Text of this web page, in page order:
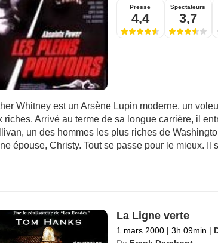
Presse
4,4
Spectateurs
3,7
Whitney est un Arsène Lupin moderne, un
riches. Arrivé au terme de sa longue carrière, il
un des hommes les plus riches de
épouse, Christy. Tout se passe pour le mieux. Il
La Ligne verte
1 mars 2000 | 3h 09min |